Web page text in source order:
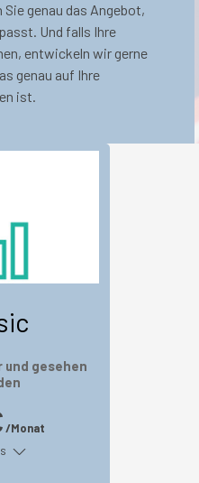
genau das Angebot,
Und falls Ihre
entwickeln wir gerne
genau auf Ihre
ist.
gesehen
/Monat